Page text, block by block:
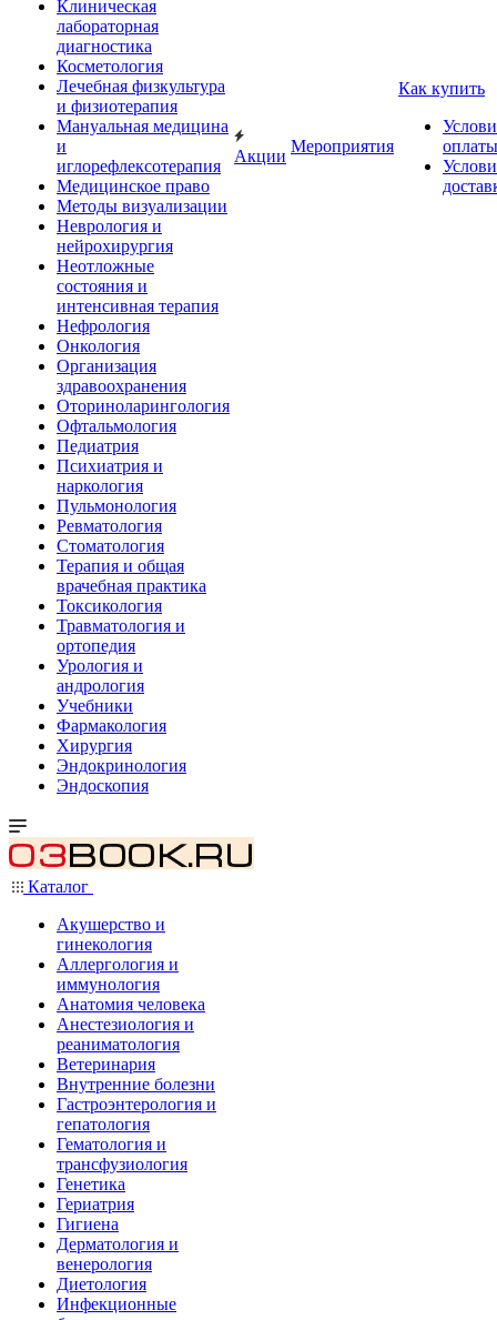
Клиническая
лабораторная
диагностика
Косметология
Лечебная физкультура
и физиотерапия
Мануальная медицина
и
иглорефлексотерапия
Медицинское право
Методы визуализации
Неврология и
нейрохирургия
Неотложные
состояния и
интенсивная терапия
Нефрология
Онкология
Организация
здравоохранения
Оториноларингология
Офтальмология
Педиатрия
Психиатрия и
наркология
Пульмонология
Ревматология
Стоматология
Терапия и общая
врачебная практика
Токсикология
Травматология и
ортопедия
Урология и
андрология
Учебники
Фармакология
Хирургия
Эндокринология
Эндоскопия
Акции
Мероприятия
Как купить
оплаты
Каталог
Акушерство и
гинекология
Аллергология и
иммунология
Анатомия человека
Анестезиология и
реаниматология
Ветеринария
Внутренние болезни
Гастроэнтерология и
гепатология
Гематология и
трансфузиология
Генетика
Гериатрия
Гигиена
Дерматология и
венерология
Диетология
Инфекционные